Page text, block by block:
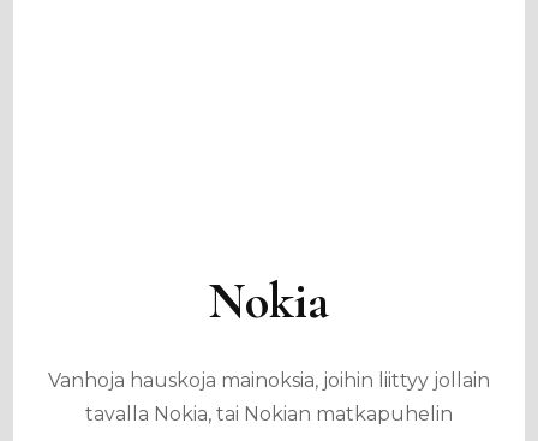
Nokia
Vanhoja hauskoja mainoksia, joihin liittyy jollain
tavalla Nokia, tai Nokian matkapuhelin